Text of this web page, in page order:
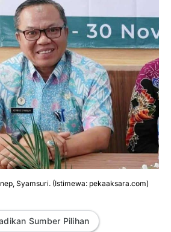
Syamsuri. (Istimewa: pekaaksara.com)
Sumber Pilihan